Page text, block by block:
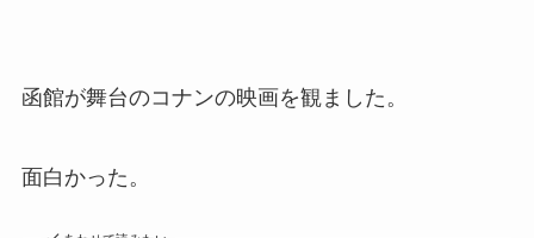
函館が舞台のコナンの映画を観ました。
面白かった。